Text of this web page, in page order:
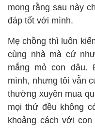
mong rằng sau này
đáp tốt với mình.
Mẹ chồng thì luôn
cùng nhà mà cứ
mắng mỏ con dâu.
mình, nhưng tôi vẫn
thường xuyên mua
mọi thứ đều không
khoảng cách với